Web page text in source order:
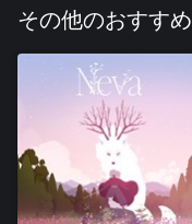
その他のおすすめ